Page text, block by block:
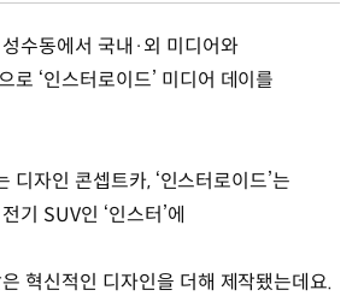
수동에서 국내·외 미디어와
로 ‘인스터로이드’ 미디어 데이를
디자인 콘셉트카, ‘인스터로이드’는
기 SUV인 ‘인스터’에
혁신적인 디자인을 더해 제작됐는데요.